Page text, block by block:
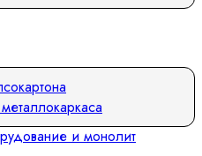
и монолит